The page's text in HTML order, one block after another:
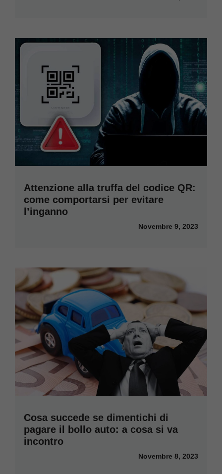
Attenzione alla truffa del codice QR:
come comportarsi per evitare
l’inganno
Novembre 9, 2023
Cosa succede se dimentichi di
pagare il bollo auto: a cosa si va
incontro
Novembre 8, 2023